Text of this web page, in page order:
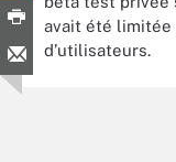
avait été
d’utilisateurs.